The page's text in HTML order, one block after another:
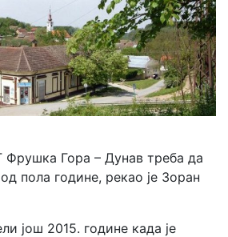
Фрушка Гора – Дунав треба да
пола године, рекао је Зоран
још 2015. године када је